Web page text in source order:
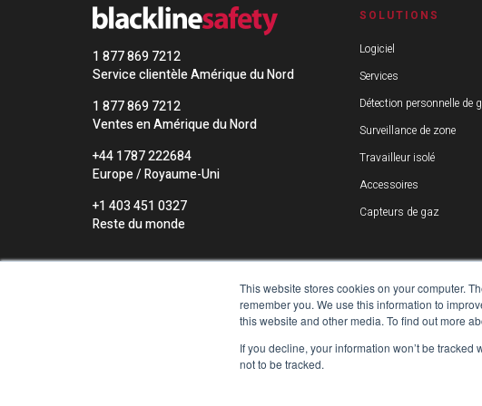
This website stores cookies on your computer.
remember you. We use this information to
this website and other media. To find out more
If you decline, your information won’t be
not to be tracked.
1 877 869 7212
Service clientèle Amérique du Nord
1 877 869 7212
Ventes en Amérique du Nord
+44 1787 222684
Europe / Royaume-Uni
+1 403 451 0327
Reste du monde
SOLUTIONS
Logiciel
Services
Détection personnelle de
Surveillance de zone
Travailleur isolé
Accessoires
Capteurs de gaz